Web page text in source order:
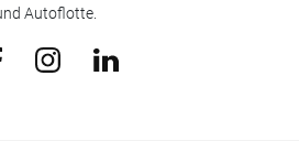
Autoflotte.